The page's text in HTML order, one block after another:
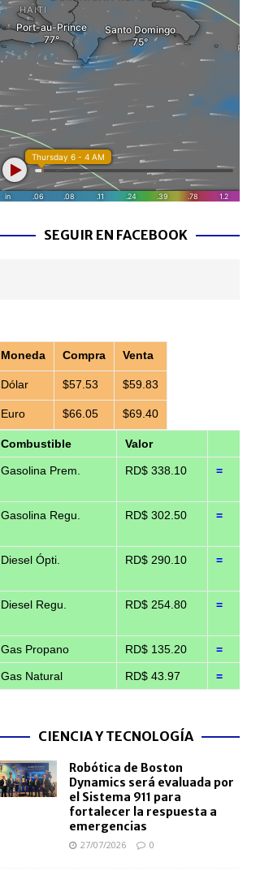
SEGUIR EN FACEBOOK
Moneda Compra Venta
Dólar $57.53 $59.83
Euro $66.05 $69.40
Combustible Valor
Gasolina Prem. RD$ 338.10 =
Gasolina Regu. RD$ 302.50 =
Diesel Ópti. RD$ 290.10 =
Diesel Regu. RD$ 254.80 =
Gas Propano RD$ 135.20 =
Gas Natural RD$ 43.97 =
CIENCIA Y TECNOLOGÍA
Robótica de Boston
Dynamics será evaluada por
el Sistema 911 para
fortalecer la respuesta a
emergencias
27/07/2026 0